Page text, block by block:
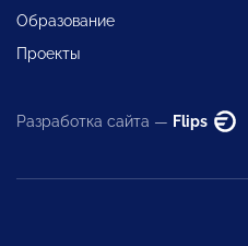
Образование
Проекты
Разработка сайта — Flips